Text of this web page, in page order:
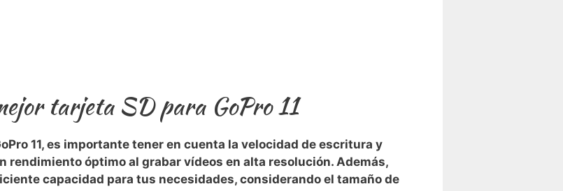
tarjeta SD para GoPro ‌11
11, es importante​ tener en cuenta la velocidad de escritura ‍y
rendimiento óptimo al grabar vídeos‍ en alta resolución. Además,
capacidad para tus ⁢necesidades, considerando el tamaño de